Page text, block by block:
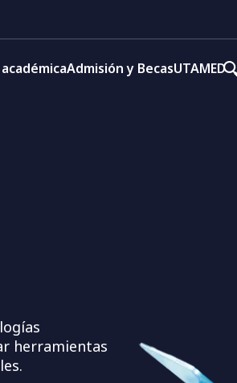
Admisión y BecasUTAMED
herramientas